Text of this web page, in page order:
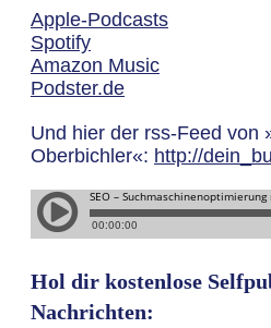
Apple-Podcasts
Spotify
Amazon Music
Podster.de
Und hier der rss-Feed von
Oberbichler«: http://
Hol dir kostenlose
Nachrichten: